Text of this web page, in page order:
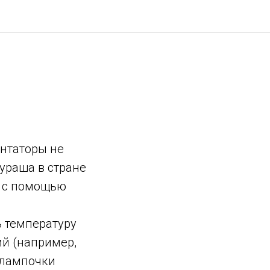
не
в стране
с помощью
(например,